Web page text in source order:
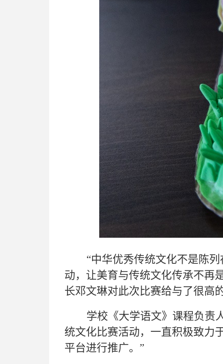
“中华优秀传统文化不是陈
动，让美育与传统文化传承不再
长邓文琳对此次比赛给与了很高
学校《大学语文》课程负责
统文化比赛活动，一直积极致力
平台进行推广。”